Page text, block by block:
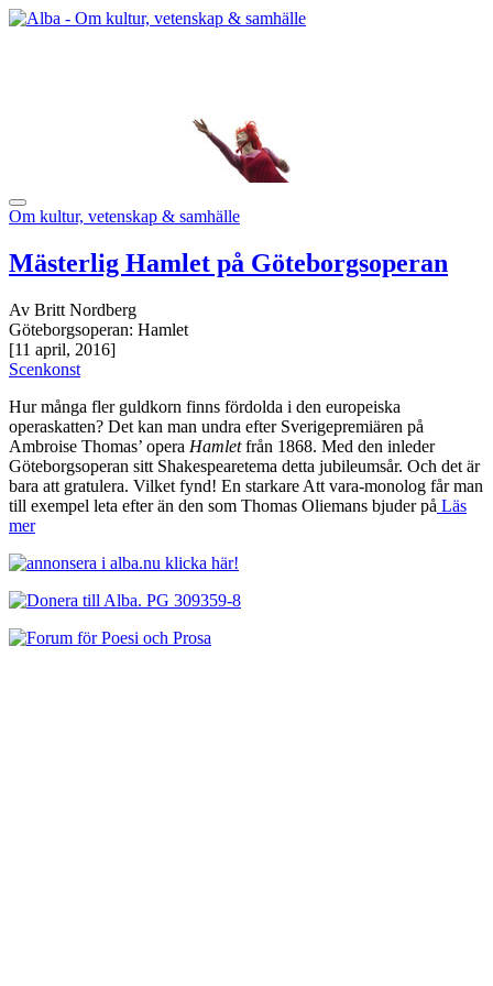
Om kultur, vetenskap & samhälle
Mästerlig Hamlet på Göteborgsoperan
Av Britt Nordberg
Göteborgsoperan: Hamlet
[11 april, 2016]
Scenkonst
Hur många fler guldkorn finns fördolda i den europeiska
operaskatten? Det kan man undra efter Sverigepremiären på
Ambroise Thomas’ opera Hamletfrån 1868. Med den inleder
Göteborgsoperan sitt Shakespearetema detta jubileumsår. Och det är
bara att gratulera. Vilket fynd! En starkare Att vara-monolog får man
till exempel leta efter än den som Thomas Oliemans bjuder på Läs
mer